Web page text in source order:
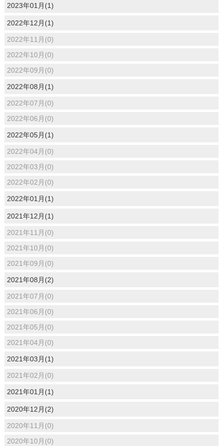
2023年01月(1)
2022年12月(1)
2022年11月(0)
2022年10月(0)
2022年09月(0)
2022年08月(1)
2022年07月(0)
2022年06月(0)
2022年05月(1)
2022年04月(0)
2022年03月(0)
2022年02月(0)
2022年01月(1)
2021年12月(1)
2021年11月(0)
2021年10月(0)
2021年09月(0)
2021年08月(2)
2021年07月(0)
2021年06月(0)
2021年05月(0)
2021年04月(0)
2021年03月(1)
2021年02月(0)
2021年01月(1)
2020年12月(2)
2020年11月(0)
2020年10月(0)